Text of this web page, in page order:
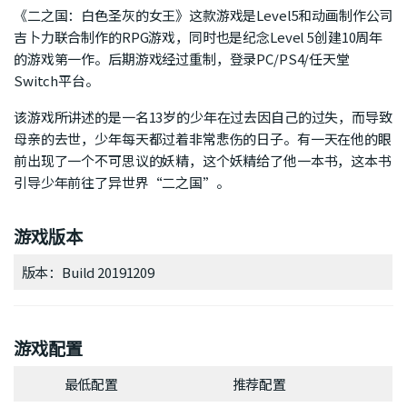
《二之国：白色圣灰的女王》这款游戏是Level5和动画制作公司
吉卜力联合制作的RPG游戏，同时也是纪念Level 5创建10周年
的游戏第一作。后期游戏经过重制，登录PC/PS4/任天堂
Switch平台。
该游戏所讲述的是一名13岁的少年在过去因自己的过失，而导致
母亲的去世，少年每天都过着非常悲伤的日子。有一天在他的眼
前出现了一个不可思议的妖精，这个妖精给了他一本书，这本书
引导少年前往了异世界“二之国”。
游戏版本
版本：Build 20191209
游戏配置
最低配置 推荐配置